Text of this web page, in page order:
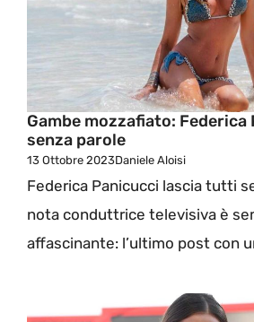
Gambe mozzafiato: Federica
senza parole
13 Ottobre 2023Daniele Aloisi
Federica Panicucci lascia tutti
nota conduttrice televisiva è
affascinante: l’ultimo post con